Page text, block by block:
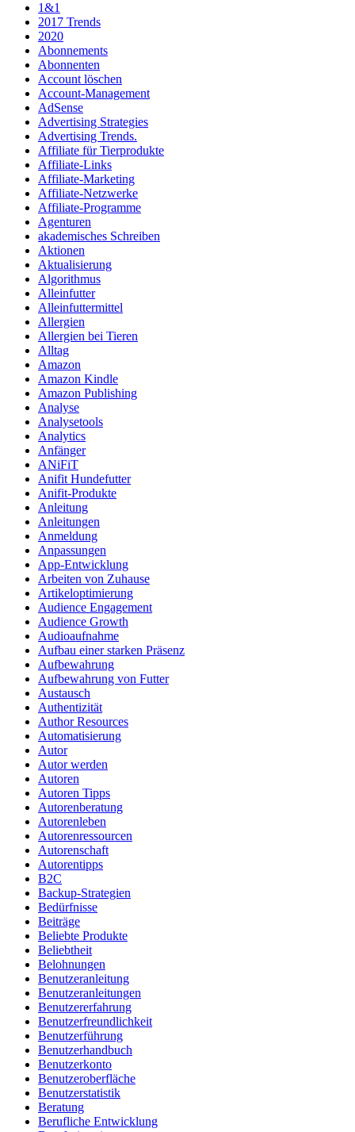
1&1
2017 Trends
2020
Abonnements
Abonnenten
Account löschen
Account-Management
AdSense
Advertising Strategies
Advertising Trends.
Affiliate für Tierprodukte
Affiliate-Links
Affiliate-Marketing
Affiliate-Netzwerke
Affiliate-Programme
Agenturen
akademisches Schreiben
Aktionen
Aktualisierung
Algorithmus
Alleinfutter
Alleinfuttermittel
Allergien
Allergien bei Tieren
Alltag
Amazon
Amazon Kindle
Amazon Publishing
Analyse
Analysetools
Analytics
Anfänger
ANiFiT
Anifit Hundefutter
Anifit-Produkte
Anleitung
Anleitungen
Anmeldung
Anpassungen
App-Entwicklung
Arbeiten von Zuhause
Artikeloptimierung
Audience Engagement
Audience Growth
Audioaufnahme
Aufbau einer starken Präsenz
Aufbewahrung
Aufbewahrung von Futter
Austausch
Authentizität
Author Resources
Automatisierung
Autor
Autor werden
Autoren
Autoren Tipps
Autorenberatung
Autorenleben
Autorenressourcen
Autorenschaft
Autorentipps
B2C
Backup-Strategien
Bedürfnisse
Beiträge
Beliebte Produkte
Beliebtheit
Belohnungen
Benutzeranleitung
Benutzeranleitungen
Benutzererfahrung
Benutzerfreundlichkeit
Benutzerführung
Benutzerhandbuch
Benutzerkonto
Benutzeroberfläche
Benutzerstatistik
Beratung
Berufliche Entwicklung